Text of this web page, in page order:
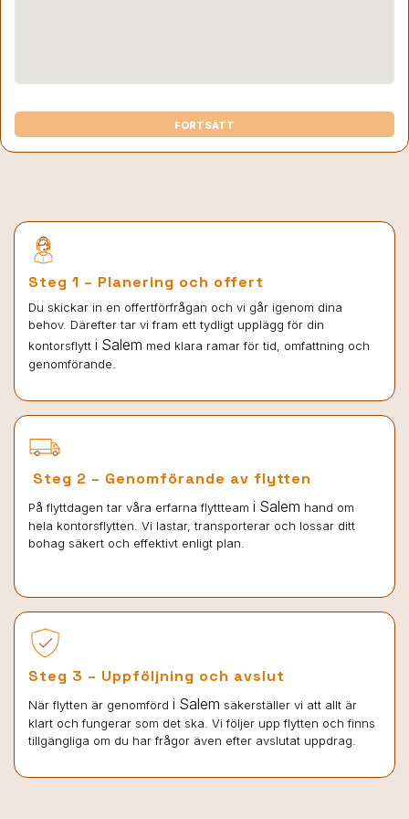
FORTSÄTT
Steg 1 – Planering och offert
Du skickar in en offertförfrågan och vi går igenom dina
behov. Därefter tar vi fram ett tydligt upplägg för din
kontorsflytt i Salem med klara ramar för tid, omfattning och
genomförande.
Steg 2 – Genomförande av flytten
På flyttdagen tar våra erfarna flyttteam i Salem hand om
hela kontorsflytten. Vi lastar, transporterar och lossar ditt
bohag säkert och effektivt enligt plan.
Steg 3 – Uppföljning och avslut
När flytten är genomförd i Salem säkerställer vi att allt är
klart och fungerar som det ska. Vi följer upp flytten och finns
tillgängliga om du har frågor även efter avslutat uppdrag.